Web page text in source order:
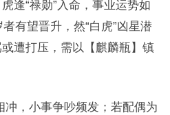
逢“禄勋”入命，事业运势如
有望晋升，然“白虎”凶星潜
遭打压，需以【麒麟瓶】镇
冲，小事争吵频发；若配偶为